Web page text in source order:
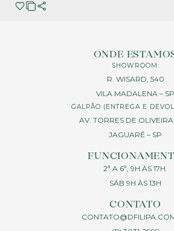
ONDE
SHOWROOM:
R. WISARD, 540
VILA MADALENA – SP
GALPÃO (ENTREGA E
AV. TORRES DE
JAGUARÉ – SP
2ª A 6ª, 9H ÀS 17H.
SÁB 9H ÀS 13H
CONTATO